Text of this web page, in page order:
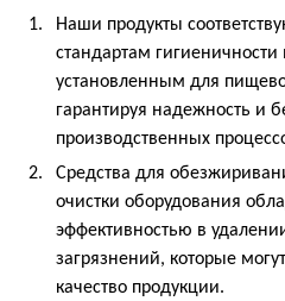
Наши продукты
стандартам гигиеничности
установленным для
гарантируя надежность и
производственных
Средства для
очистки оборудования
эффективностью в
загрязнений, которые
качество продукции.